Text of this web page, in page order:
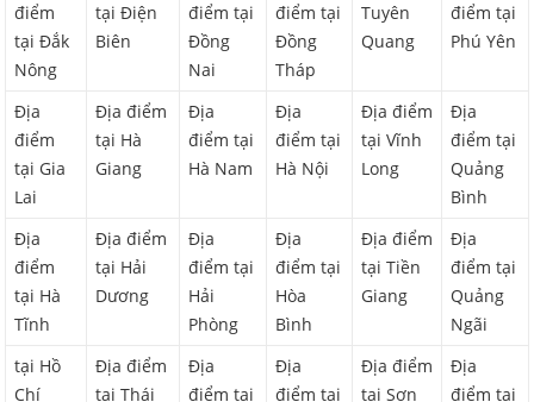
điểm
tại Đắk
Nông
tại Điện
Biên
điểm tại
Đồng
Nai
điểm tại
Đồng
Tháp
Tuyên
Quang
điểm tại
Phú Yên
Địa
điểm
tại Gia
Lai
Địa điểm
tại Hà
Giang
Địa
điểm tại
Hà Nam
Địa
điểm tại
Hà Nội
Địa điểm
tại Vĩnh
Long
Địa
điểm tại
Quảng
Bình
Địa
điểm
tại Hà
Tĩnh
Địa điểm
tại Hải
Dương
Địa
điểm tại
Hải
Phòng
Địa
điểm tại
Hòa
Bình
Địa điểm
tại Tiền
Giang
Địa
điểm tại
Quảng
Ngãi
tại Hồ
Chí
Địa điểm
tại Thái
Địa
điểm tại
Địa
điểm tại
Địa điểm
tại Sơn
Địa
điểm tại